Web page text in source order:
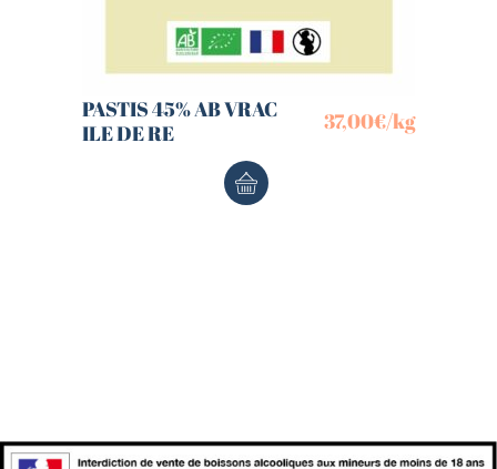
PASTIS 45% AB VRAC
ILE DE RE
37,00€/kg